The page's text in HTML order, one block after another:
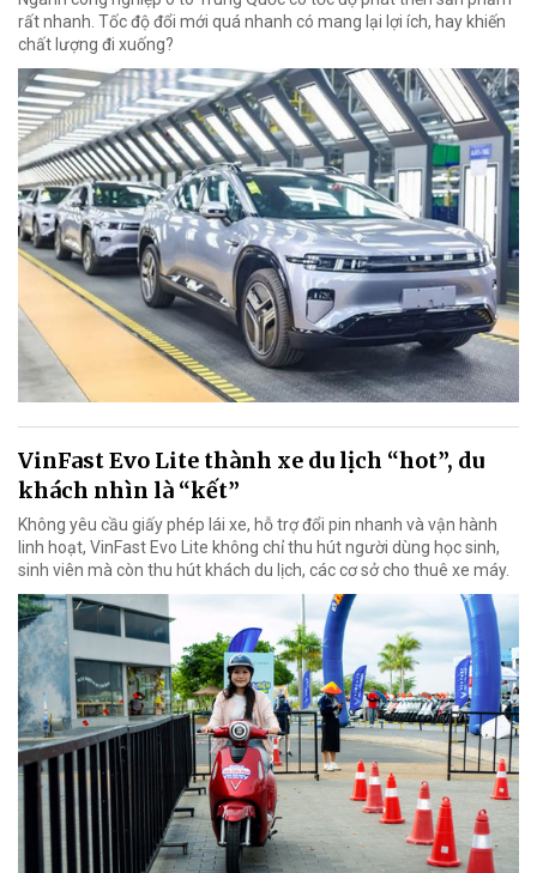
rất nhanh. Tốc độ đổi mới quá nhanh có mang lại lợi ích, hay khiến
chất lượng đi xuống?
VinFast Evo Lite thành xe du lịch “hot”, du
khách nhìn là “kết”
Không yêu cầu giấy phép lái xe, hỗ trợ đổi pin nhanh và vận hành
linh hoạt, VinFast Evo Lite không chỉ thu hút người dùng học sinh,
sinh viên mà còn thu hút khách du lịch, các cơ sở cho thuê xe máy.